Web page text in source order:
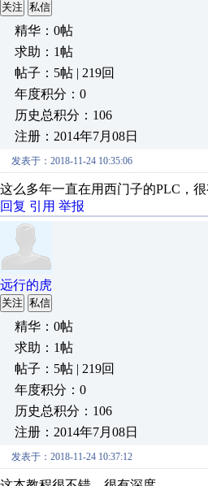
关注 私信
精华：0帖
求助：1帖
帖子：5帖 | 219回
年度积分：0
历史总积分：106
注册：2014年7月08日
发表于：2018-11-24 10:35:06
这么多年一直在用西门子的PLC，很
回复 引用 举报
远行的虎
关注 私信
精华：0帖
求助：1帖
帖子：5帖 | 219回
年度积分：0
历史总积分：106
注册：2014年7月08日
发表于：2018-11-24 10:37:12